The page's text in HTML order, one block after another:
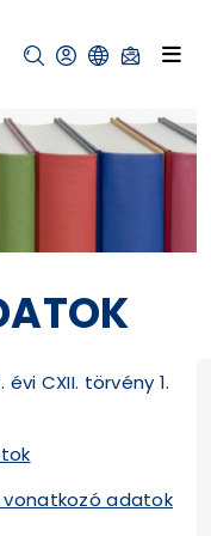
CXII. törvény 1.
vonatkozó adatok